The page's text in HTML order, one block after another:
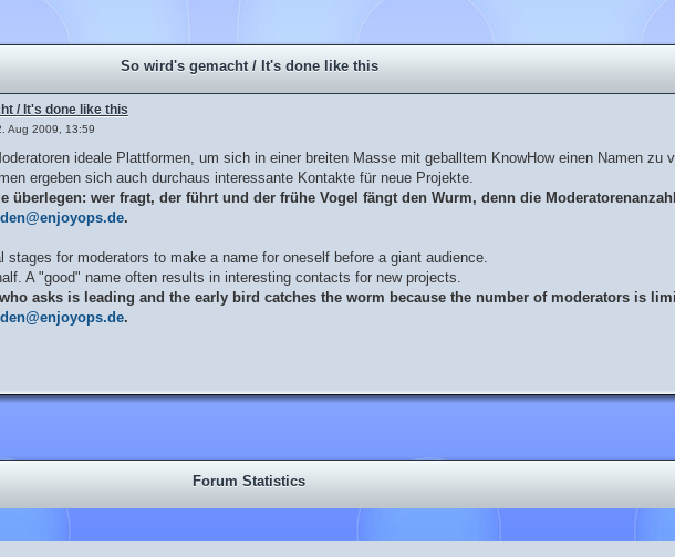
So wird's gemacht / It's done like this
/ It's done like this
Aug 2009, 13:59
ideale Plattformen, um sich in einer breiten Masse mit geballtem KnowHow einen Namen zu
ergeben sich auch durchaus interessante Kontakte für neue Projekte.
überlegen: wer fragt, der führt und der frühe Vogel fängt den Wurm, denn die
.
stages for moderators to make a name for oneself before a giant audience.
A "good" name often results in interesting contacts for new projects.
asks is leading and the early bird catches the worm because the number of moderators is
.
Forum Statistics